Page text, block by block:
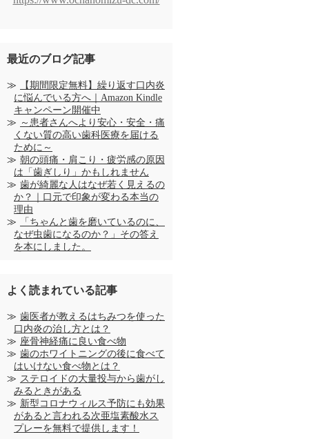
最近のブログ記事
【期間限定無料】繰り返す口内炎
に悩んでいる方へ｜Amazon Kindle
キャンペーン開催中
～患者さんへより安心・安全・痛
くない質の高い歯科医療を届ける
ために～
朝の頭痛・肩こり・疲労感の原因
は「歯ぎしり」かもしれません
歯が綺麗な人はなぜ若く見えるの
か？｜口元で印象が変わる本当の
理由
「ちゃんと歯を磨いているのに、
なぜ虫歯になるのか？」その答え
を本にしました。
よく読まれている記事
歯医者が教えるはちみつを使った
口内炎の治し方とは？
座骨神経痛に良い食べ物
歯のホワイトニングの後に食べて
はいけない食べ物とは？
ステロイドの大量投与から歯がし
みるときがある
新型コロナウィルス予防にも効果
があると言われる次亜塩素酸水ス
プレーを無料で提供します！